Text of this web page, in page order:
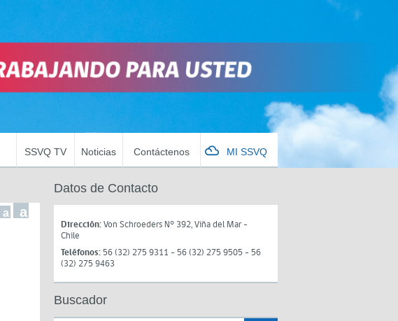
SSVQ TV Noticias Contáctenos MI SSVQ
a a
Datos de Contacto
Dirección:Von Schroeders N° 392, Viña del Mar -
Chile
Teléfonos: 56 (32) 275 9311 - 56 (32) 275 9505 - 56
(32) 275 9463
Buscador